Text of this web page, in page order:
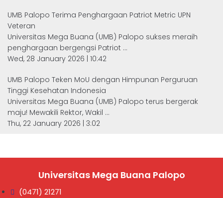
UMB Palopo Terima Penghargaan Patriot Metric UPN
Veteran
Universitas Mega Buana (UMB) Palopo sukses meraih
penghargaan bergengsi Patriot ...
Wed, 28 January 2026 | 10:42
UMB Palopo Teken MoU dengan Himpunan Perguruan
Tinggi Kesehatan Indonesia
Universitas Mega Buana (UMB) Palopo terus bergerak
maju! Mewakili Rektor, Wakil ...
Thu, 22 January 2026 | 3:02
Universitas Mega Buana Palopo
(0471) 21271